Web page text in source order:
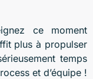
ce moment
plus à propulser
temps
et d’équipe !